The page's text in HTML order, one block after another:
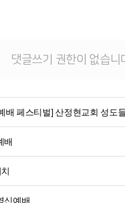
댓글쓰기 권한이 없습니
배 페스티벌] 산정현교회 성도
배
신예배